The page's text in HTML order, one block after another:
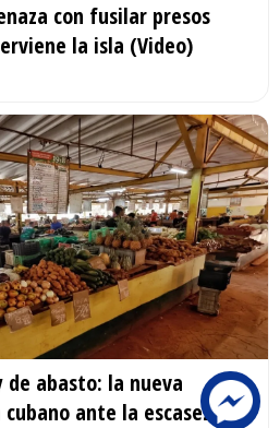
con fusilar presos
la isla (Video)
de abasto: la nueva
ante la escasez